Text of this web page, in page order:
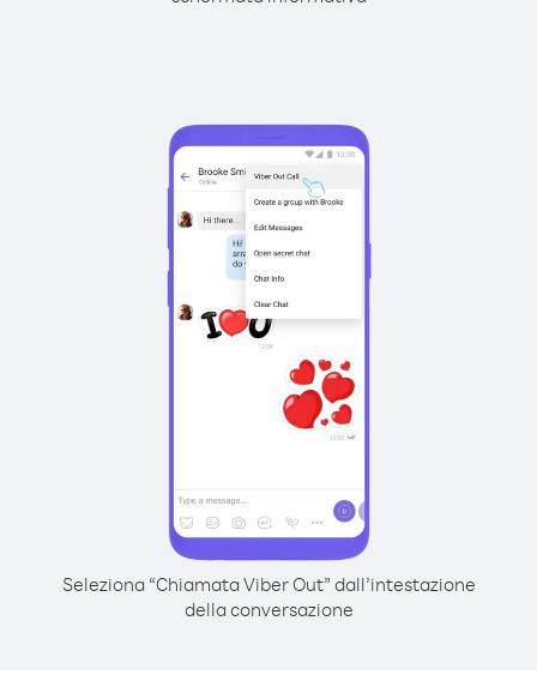
Seleziona “Chiamata Viber Out” dall’intestazione
della conversazione